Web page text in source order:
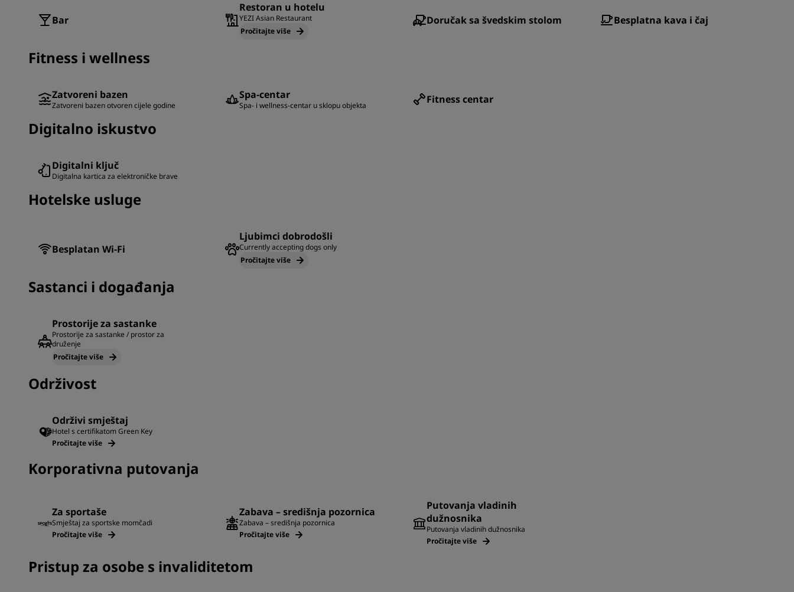
Bar
Restoran u hotelu
YEZI Asian Restaurant
Pročitajte više
Doručak sa švedskim stolom Besplatna kava i čaj
Fitness i wellness
Zatvoreni bazen
Zatvoreni bazen otvoren cijele godine
Spa-centar
Spa- i wellness-centar u sklopu objekta Fitness centar
Digitalno iskustvo
Digitalni ključ
Digitalna kartica za elektroničke brave
Hotelske usluge
Besplatan Wi-Fi
Ljubimci dobrodošli
Currently accepting dogs only
Pročitajte više
Sastanci i događanja
Prostorije za sastanke
Prostorije za sastanke / prostor za
druženje
Pročitajte više
Održivost
Održivi smještaj
Hotel s certifikatom Green Key
Pročitajte više
Korporativna putovanja
Za sportaše
Smještaj za sportske momčadi
Pročitajte više
Zabava – središnja pozornica
Zabava – središnja pozornica
Pročitajte više
Putovanja vladinih
dužnosnika
Putovanja vladinih dužnosnika
Pročitajte više
Pristup za osobe s invaliditetom